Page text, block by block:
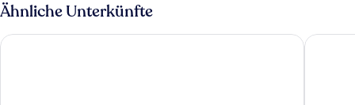
Ähnliche Unterkünfte
City Crown Hotel Mount